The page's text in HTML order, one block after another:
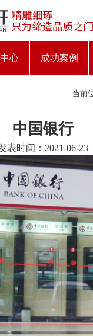
心 成功案例
当前
中国银行
表时间：2021-06-23